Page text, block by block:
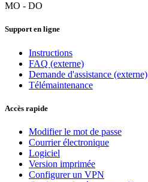
MO - DO
Support en ligne
Instructions
FAQ (externe)
Demande d'assistance (externe)
Télémaintenance
Accès rapide
Modifier le mot de passe
Courrier électronique
Logiciel
Version imprimée
Configurer un VPN